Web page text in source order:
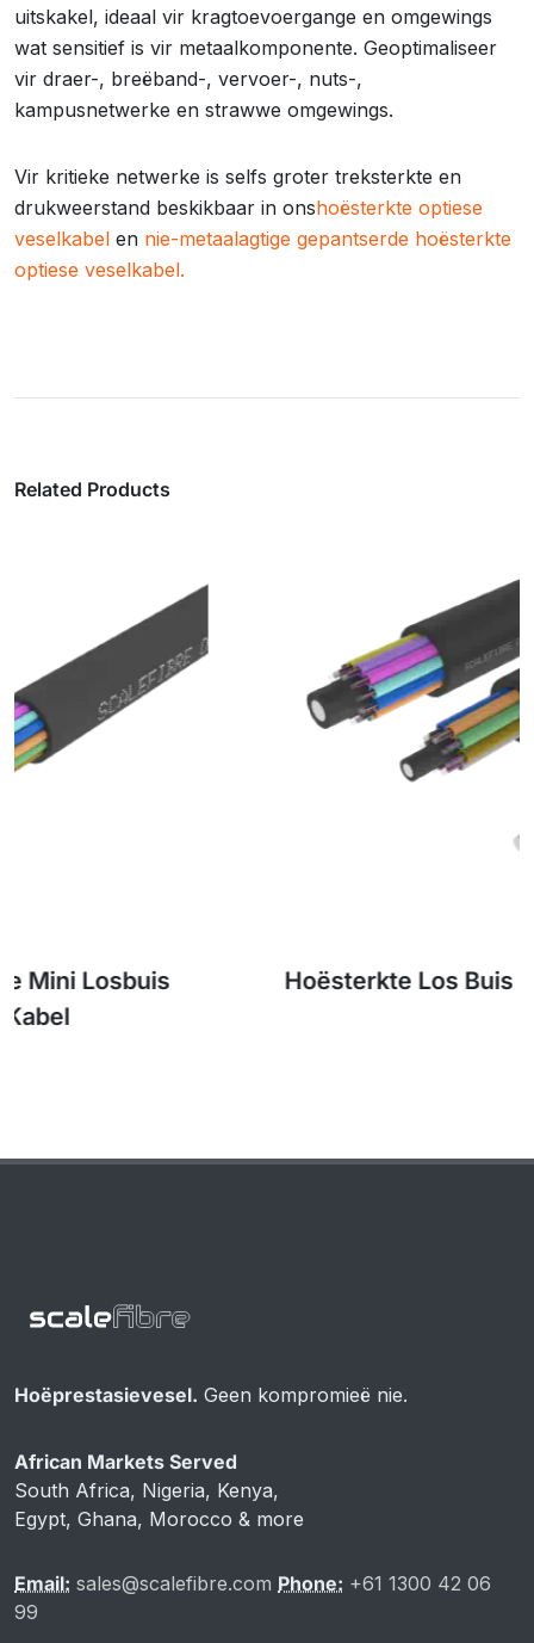
uitskakel, ideaal vir kragtoevoergange en omgewings
wat sensitief is vir metaalkomponente. Geoptimaliseer
vir draer-, breëband-, vervoer-, nuts-,
kampusnetwerke en strawwe omgewings.
Vir kritieke netwerke is selfs groter treksterkte en
drukweerstand beskikbaar in onshoësterkte optiese
veselkabel en nie-metaalagtige gepantserde hoësterkte
optiese veselkabel.
Related Products
Hoësterkte Los Buis Buite Veselkabel
Hoëprestasievesel. Geen kompromieë nie.
African Markets Served
South Africa, Nigeria, Kenya,
Egypt, Ghana, Morocco & more
Email: sales@scalefibre.com Phone: +61 1300 42 06
99